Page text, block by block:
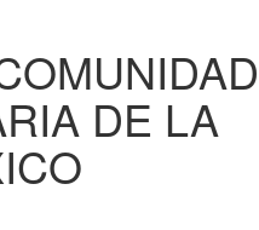
DE LA